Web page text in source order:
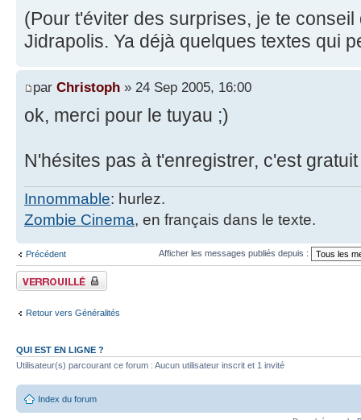
(Pour t'éviter des surprises, je te
Jidrapolis. Ya déjà quelques textes qui
par Christoph » 24 Sep 2005, 16:00
ok, merci pour le tuyau ;)
N'hésites pas à t'enregistrer, c'est gratuit
Innommable: hurlez.
Zombie Cinema, en français dans le texte.
Précédent Afficher les messages publiés depuis :
Fil verrouillé
Retour vers Généralités
QUI EST EN LIGNE ?
Utilisateur(s) parcourant ce forum : Aucun utilisateur inscrit et 1 invité
Index du forum